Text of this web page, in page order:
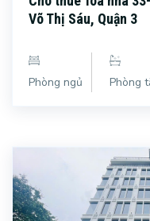
Võ Thị Sáu, Quận 3
Phòng ngủ Phòng